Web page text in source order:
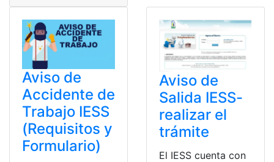
Aviso de
Accidente de
Trabajo IESS
(Requisitos y
Formulario)
Aviso de
Salida IESS-
realizar el
trámite
El IESS cuenta con